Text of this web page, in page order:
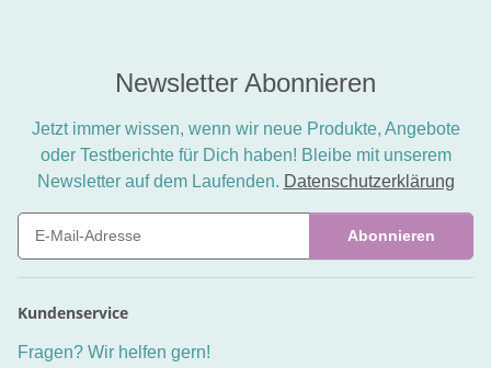
Newsletter Abonnieren
Jetzt immer wissen, wenn wir neue Produkte, Angebote
oder Testberichte für Dich haben! Bleibe mit unserem
Newsletter auf dem Laufenden. Datenschutzerklärung
Abonnieren
Kundenservice
Fragen? Wir helfen gern!